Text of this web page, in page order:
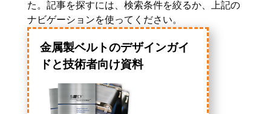
た。記事を探すには、検索条件を絞るか、上記の
ナビゲーションを使ってください。
金属製ベルトのデザインガイ
ドと技術者向け資料